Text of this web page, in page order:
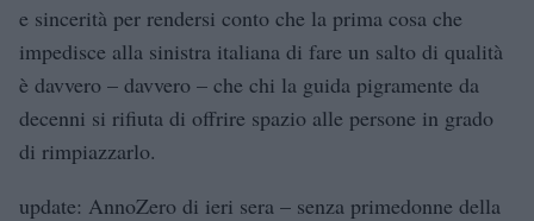
e sincerità per rendersi conto che la prima cosa che
impedisce alla sinistra italiana di fare un salto di qualità
è davvero – davvero – che chi la guida pigramente da
decenni si rifiuta di offrire spazio alle persone in grado
di rimpiazzarlo.
update: AnnoZero di ieri sera – senza primedonne della